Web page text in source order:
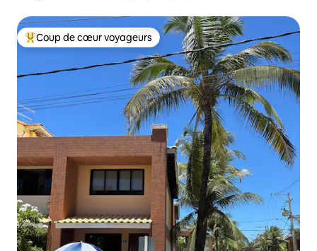
Coups de cœur voyageurs les plus appréciés
Coup de cœur voyageurs